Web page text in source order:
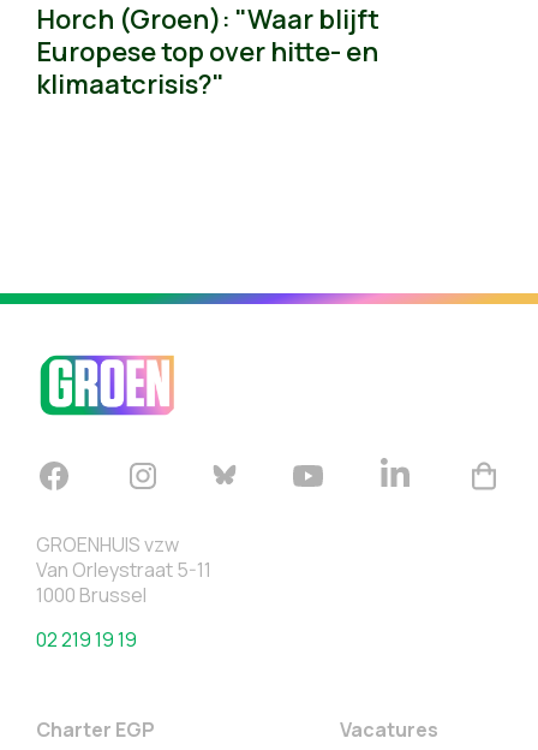
Horch (Groen): "Waar blijft
Europese top over hitte- en
klimaatcrisis?"
GROENHUIS vzw
Van Orleystraat 5-11
1000 Brussel
02 219 19 19
Charter EGP
Vacatures